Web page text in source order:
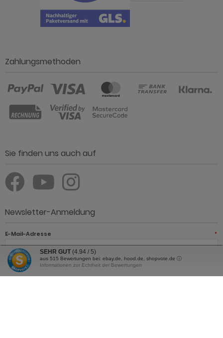
Zahlungsmethoden
Sie finden uns auch auf
Newsletter-Anmeldung
E-Mail-Adresse *
JETZT ANMELDEN
SEHR GUT (4.94 / 5)
aus 515 Bewertungen bei: ebay.de, hood.de, shopvote.de ⓘ
Informationen zur Echtheit der Bewertungen